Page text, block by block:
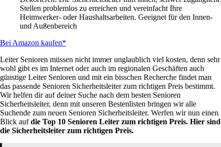
Stellen problemlos zu erreichen und vereinfacht Ihre
Heimwerker- oder Haushaltsarbeiten. Geeignet für den Innen-
und Außenbereich
Bei Amazon kaufen*
Leiter Senioren müssen nicht immer unglaublich viel kosten, denn sehr
wohl gibt es im Internet oder auch im regionalen Geschäften auch
günstige Leiter Senioren und mit ein bisschen Recherche findet man
das passende Senioren Sicherheitsleiter zum richtigen Preis bestimmt.
Wir helfen dir auf deiner Suche nach dem besten Senioren
Sicherheitsleiter, denn mit unseren Bestenlisten bringen wir alle
Suchende zum neuen Senioren Sicherheitsleiter. Werfen wir nun einen
Blick aufdie Top 10 Senioren Leiter zum richtigen Preis. Hier sind
die Sicherheitsleiter zum richtigen Preis.